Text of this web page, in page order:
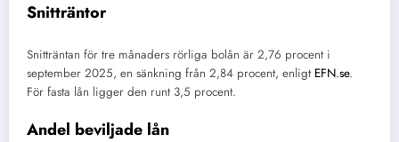
Snitträntor
Snitträntan för tre månaders rörliga bolån är 2,76 procent i
september 2025, en sänkning från 2,84 procent, enligt EFN.se.
För fasta lån ligger den runt 3,5 procent.
Andel beviljade lån